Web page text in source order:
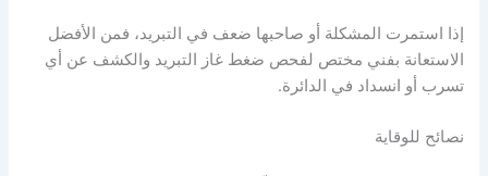
إذا استمرت المشكلة أو صاحبها ضعف في التبريد، فمن الأفضل
الاستعانة بفني مختص لفحص ضغط غاز التبريد والكشف عن أي
تسرب أو انسداد في الدائرة.
نصائح للوقاية